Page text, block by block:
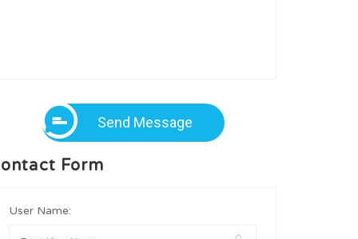
Send Message
Form
User Name: